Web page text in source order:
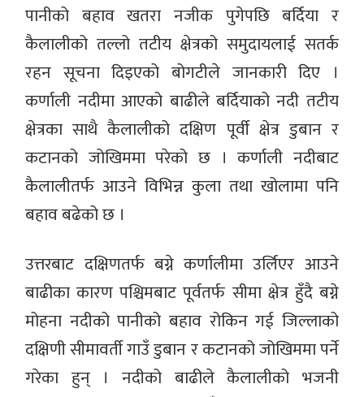
पानीको बहाव खतरा नजीक पुगेपछि बर्दिया र
कैलालीको तल्लो तटीय क्षेत्रको समुदायलाई सतर्क
रहन सूचना दिइएको बोगटीले जानकारी दिए ।
कर्णाली नदीमा आएको बाढीले बर्दियाको नदी तटीय
क्षेत्रका साथै कैलालीको दक्षिण पूर्वी क्षेत्र डुबान र
कटानको जोखिममा परेको छ । कर्णाली नदीबाट
कैलालीतर्फ आउने विभिन्न कुला तथा खोलामा पनि
बहाव बढेको छ ।
उत्तरबाट दक्षिणतर्फ बग्ने कर्णालीमा उर्लिएर आउने
बाढीका कारण पश्चिमबाट पूर्वतर्फ सीमा क्षेत्र हुँदै बग्ने
मोहना नदीको पानीको बहाव रोकिन गई जिल्लाको
दक्षिणी सीमावर्ती गाउँ डुबान र कटानको जोखिममा पर्ने
गरेका हुन् । नदीको बाढीले कैलालीको भजनी